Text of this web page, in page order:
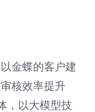
金蝶的客户建
核效率提升
，以大模型技